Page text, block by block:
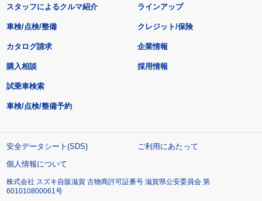
スタッフによるクルマ紹介 ラインアップ
車検/点検/整備 クレジット/保険
カタログ請求
購入相談
試乗車検索
車検/点検/整備予約
企業情報
採用情報
安全データシート(SDS)
ご利用にあたって
個人情報について
株式会社 スズキ自販滋賀 古物商許可証番号 滋賀県公安委員会 第
601010800061号